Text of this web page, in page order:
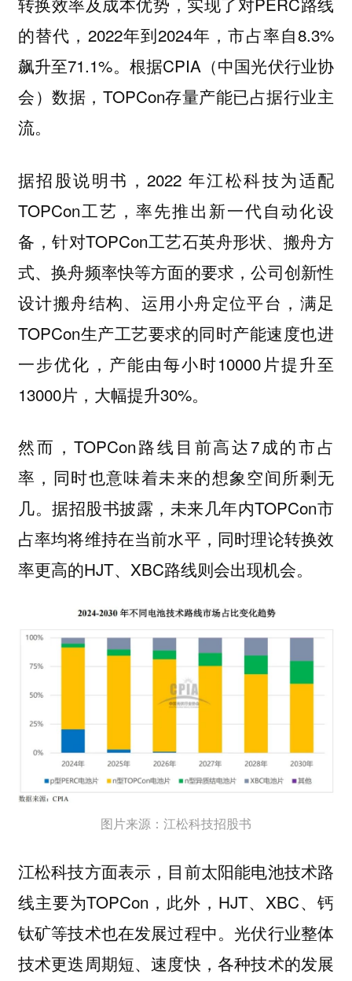
的替代，2022年到2024年，市占率自8.3%
飙升至71.1%。根据CPIA（中国光伏行业协
会）数据，TOPCon存量产能已占据行业主
流。
据招股说明书，2022 年江松科技为适配
TOPCon工艺，率先推出新一代自动化设
备，针对TOPCon工艺石英舟形状、搬舟方
式、换舟频率快等方面的要求，公司创新性
设计搬舟结构、运用小舟定位平台，满足
TOPCon生产工艺要求的同时产能速度也进
一步优化，产能由每小时10000片提升至
13000片，大幅提升30%。
然而，TOPCon路线目前高达7成的市占
率，同时也意味着未来的想象空间所剩无
几。据招股书披露，未来几年内TOPCon市
占率均将维持在当前水平，同时理论转换效
率更高的HJT、XBC路线则会出现机会。
图片来源：江松科技招股书
江松科技方面表示，目前太阳能电池技术路
线主要为TOPCon，此外，HJT、XBC、钙
钛矿等技术也在发展过程中。光伏行业整体
技术更迭周期短、速度快，各种技术的发展